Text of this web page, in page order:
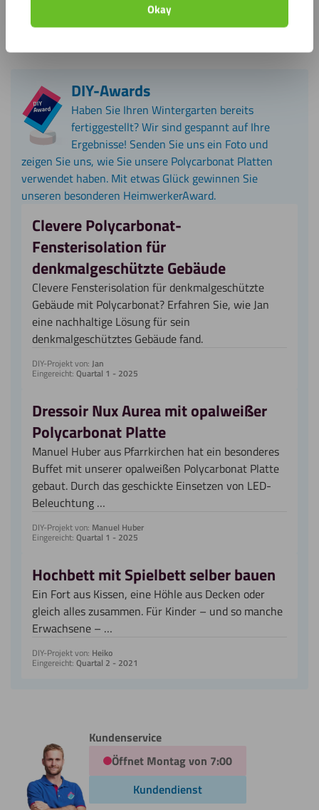
Okay
Sind Polycarbonat Platten kratzfest?
DIY-Awards
Haben Sie Ihren Wintergarten bereits
fertiggestellt? Wir sind gespannt auf Ihre
Ergebnisse! Senden Sie uns ein Foto und
zeigen Sie uns, wie Sie unsere Polycarbonat Platten
verwendet haben. Mit etwas Glück gewinnen Sie
unseren besonderen HeimwerkerAward.
Clevere Polycarbonat-
Fensterisolation für
denkmalgeschützte Gebäude
Clevere Fensterisolation für denkmalgeschützte
Gebäude mit Polycarbonat? Erfahren Sie, wie Jan
eine nachhaltige Lösung für sein
denkmalgeschütztes Gebäude fand.
DIY-Projekt von: Jan
Eingereicht: Quartal 1 - 2025
Dressoir Nux Aurea mit opalweißer
Polycarbonat Platte
Manuel Huber aus Pfarrkirchen hat ein besonderes
Buffet mit unserer opalweißen Polycarbonat Platte
gebaut. Durch das geschickte Einsetzen von LED-
Beleuchtung …
DIY-Projekt von: Manuel Huber
Eingereicht: Quartal 1 - 2025
Hochbett mit Spielbett selber bauen
Ein Fort aus Kissen, eine Höhle aus Decken oder
gleich alles zusammen. Für Kinder – und so manche
Erwachsene – …
DIY-Projekt von: Heiko
Eingereicht: Quartal 2 - 2021
Kundenservice
Öffnet Montag von 7:00
Kundendienst